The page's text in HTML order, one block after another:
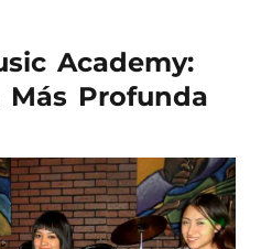
Academy:
Más Profunda